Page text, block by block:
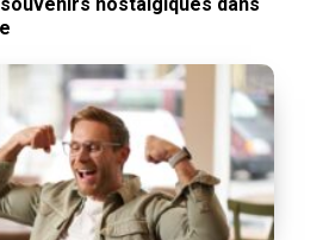
nostalgiques dans